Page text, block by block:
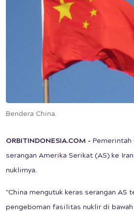
Bendera China.
ORBITINDONESIA.COM - Pemerintah
serangan Amerika Serikat (AS) ke
nuklirnya.
"China mengutuk keras serangan AS
pengeboman fasilitas nuklir di bawah